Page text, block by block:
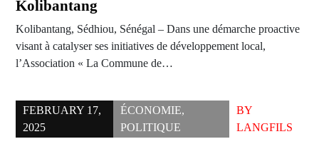
Kolibantang
Kolibantang, Sédhiou, Sénégal – Dans une démarche proactive
visant à catalyser ses initiatives de développement local,
l’Association « La Commune de…
FEBRUARY 17,
2025
ÉCONOMIE,
POLITIQUE
BY
LANGFILS